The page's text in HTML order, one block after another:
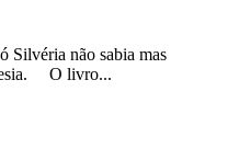
não sabia mas
O livro...